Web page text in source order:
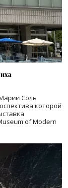
Соль
которой
of Modern